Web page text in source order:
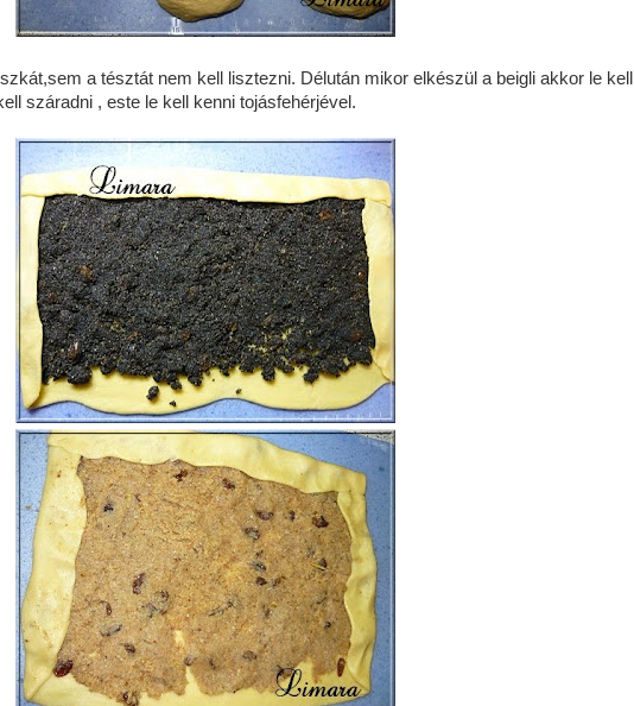
a tésztát nem kell lisztezni. Délután mikor elkészül a beigli akkor le kell
száradni , este le kell kenni tojásfehérjével.